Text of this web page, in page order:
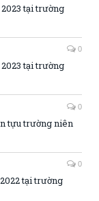
tại trường
0
tại trường
0
tựu trường niên
0
tại trường